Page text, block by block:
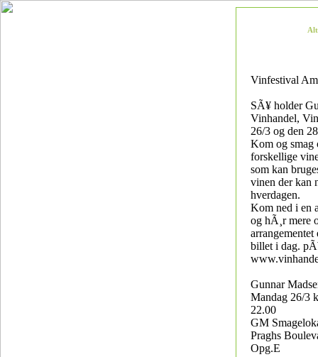
Vinfestival
SÃ¥ holder
Vinhandel,
26/3 og den
Kom og smag
forskellige
som kan
vinen der kan
hverdagen.
Kom ned i en
og hÃ¸r mere
billet i dag.
Gunnar
Mandag 26/3
22.00
GM
Praghs
Opg.E